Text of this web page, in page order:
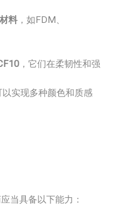
料 ，如FDM、
，它们在柔韧性和强
实现多种颜色和质感
当具备以下能力：